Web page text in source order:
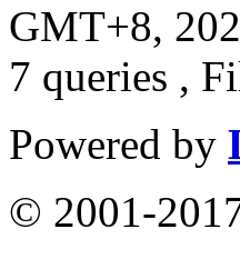
GMT+8,
7 queries ,
Powered by
© 2001-